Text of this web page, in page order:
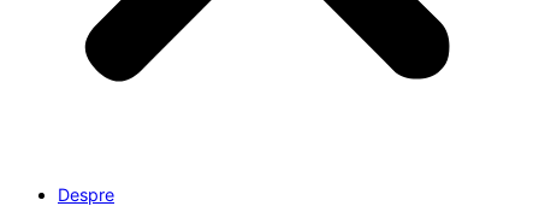
Despre